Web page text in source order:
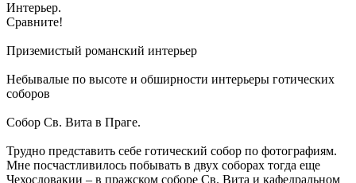
Интерьер.
Сравните!
Приземистый романский интерьер
Небывалые по высоте и обширности интерьеры готических
соборов
Собор Св. Вита в Праге.
Трудно представить себе готический собор по фотографиям.
Мне посчастливилось побывать в двух соборах тогда еще
Чехословакии – в пражском соборе Св. Вита и кафедральном